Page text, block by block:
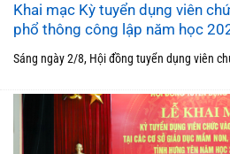
Khai mạc Kỳ tuyển dụng viên
phổ thông công lập năm học
Sáng ngày 2/8, Hội đồng tuyển dụng viên